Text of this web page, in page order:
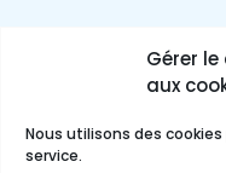
Gérer
aux
Nous utilisons des
service.